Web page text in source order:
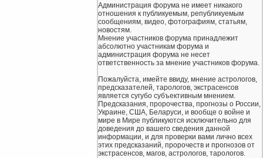
Администрация форума не имеет никакого
отношения к публикуемым, републикуемым
сообщениям, видео, фотографиям, статьям,
новостям.
Мнение участников форума принадлежит
абсолютно участникам форума и
администрация форума не несет
ответственность за мнение участников форума.
Пожалуйста, имейте ввиду, мнение астрологов,
предсказателей, тарологов, экстрасенсов
является сугубо субъективным мнением.
Предсказания, пророчества, прогнозы о России,
Украине, США, Беларуси, и вообще о войне и
мире в Мире публикуются исключительно для
доведения до вашего сведения данной
информации, и для проверки вами лично всех
этих предсказаний, пророчеств и прогнозов от
экстрасенсов, магов, астрологов, тарологов.